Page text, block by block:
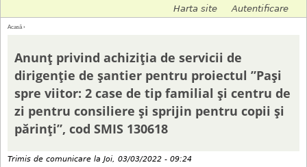
e
n
i
Harta site Autentificare
ş
a
Acasă ›
Anunț privind achiziția de servicii de
dirigenție de șantier pentru proiectul ”Paşi
spre viitor: 2 case de tip familial şi centru de
zi pentru consiliere şi sprijin pentru copii şi
părinţi”, cod SMIS 130618
Trimis de comunicare la Joi, 03/03/2022 - 09:24